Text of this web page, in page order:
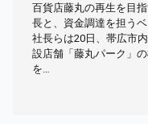
百貨店藤丸の再生を目
長と、資金調達を担う
社長らは20日、帯広市
設店舗「藤丸パーク」
を…